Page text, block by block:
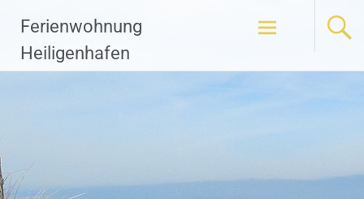
Inhalt
springen
Ferienwohnung
Heiligenhafen